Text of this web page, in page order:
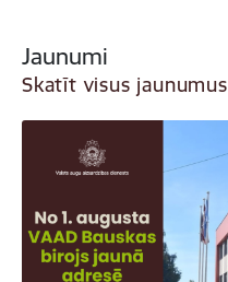
Jaunumi
Skatīt visus jaunumus